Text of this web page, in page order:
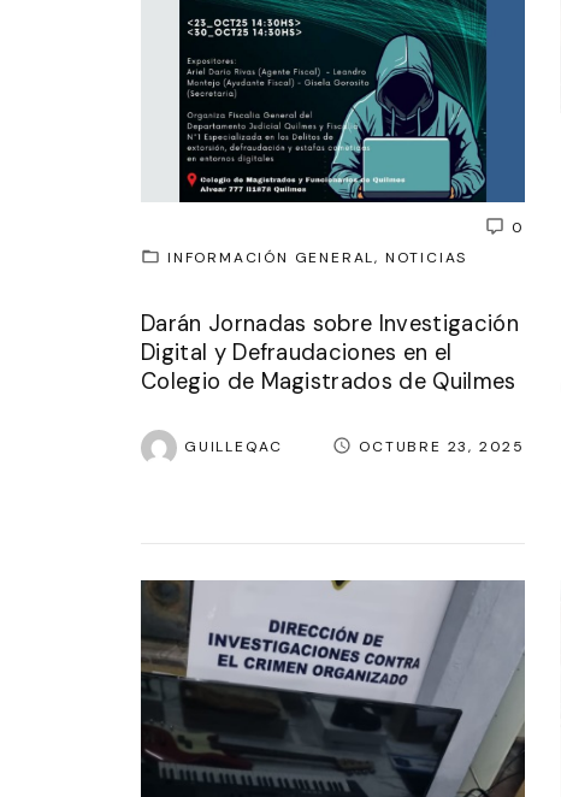
0
INFORMACIÓN GENERAL NOTICIAS
Darán Jornadas sobre Investigación
Digital y Defraudaciones en el
Colegio de Magistrados de Quilmes
GUILLEQAC OCTUBRE 23, 2025